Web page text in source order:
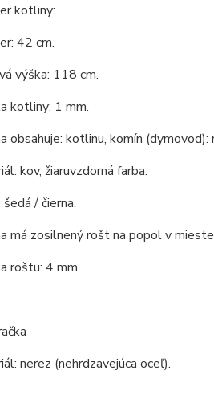
kotliny:
42 cm.
výška: 118 cm.
kotliny: 1 mm.
obsahuje: kotlinu, komín
kov, žiaruvzdorná farba.
šedá / čierna.
má zosilnený rošt na popol v
roštu: 4 mm.
nerez (nehrdzavejúca oceľ).